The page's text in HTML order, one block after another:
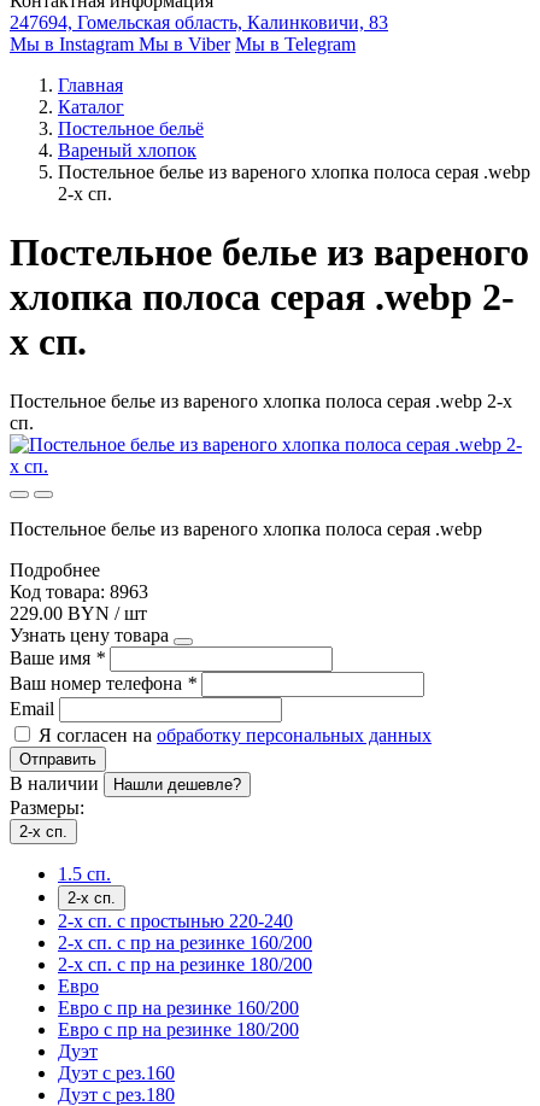
247694, Гомельская область, Калинковичи, 83
Мы в Instagram Мы в Viber Мы в Telegram
Главная
Каталог
Постельное бельё
Вареный хлопок
Постельное белье из вареного хлопка полоса серая .webp
2-х сп.
Постельное белье из вареного
хлопка полоса серая .webp 2-
х сп.
Постельное белье из вареного хлопка полоса серая .webp 2-х
сп.
Постельное белье из вареного хлопка полоса серая .webp
Подробнее
Код товара: 8963
229.00 BYN / шт
Узнать цену товара
Ваше имя *
Ваш номер телефона *
Email
Я согласен на обработку персональных данных
Отправить
В наличии Нашли дешевле?
Размеры:
2-х сп.
1.5 сп.
2-х сп.
2-х сп. с простынью 220-240
2-х сп. с пр на резинке 160/200
2-х сп. с пр на резинке 180/200
Евро
Евро с пр на резинке 160/200
Евро с пр на резинке 180/200
Дуэт
Дуэт с рез.160
Дуэт с рез.180